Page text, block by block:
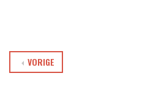
VORIGE